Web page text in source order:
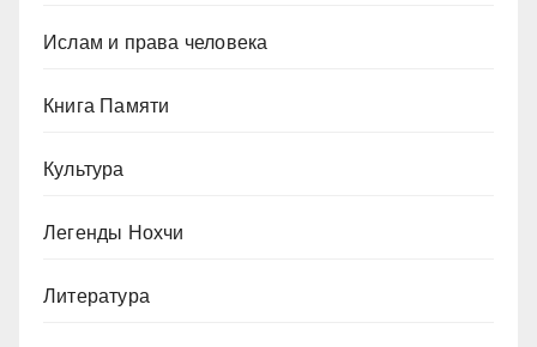
Ислам и права человека
Книга Памяти
Культура
Легенды Нохчи
Литература